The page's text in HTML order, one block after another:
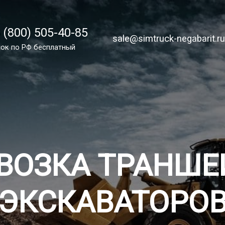
(800) 505-40-85
по России бесплатный
sale@simtruck-negabarit.ru
(800) 505-40-85
по РФ бесплатный
sale@simtruck-negabarit.ru